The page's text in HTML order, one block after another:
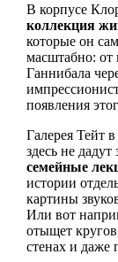
В корпусе
коллекция
которые он
масштабно: от
Ганнибала
появления
Галерея Тейт
здесь не
семейные
истории
картины
Или вот
отыщет
стенах и даже